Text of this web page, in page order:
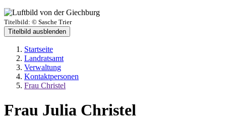
Titelbild: © Sasche Trier
Titelbild ausblenden
Startseite
Landratsamt
Verwaltung
Kontaktpersonen
Frau Christel
Frau Julia Christel